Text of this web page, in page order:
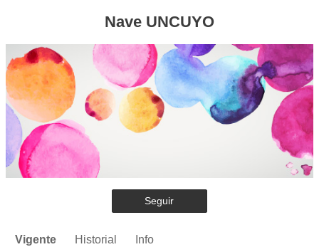
Nave UNCUYO
Seguir
Vigente Historial Info